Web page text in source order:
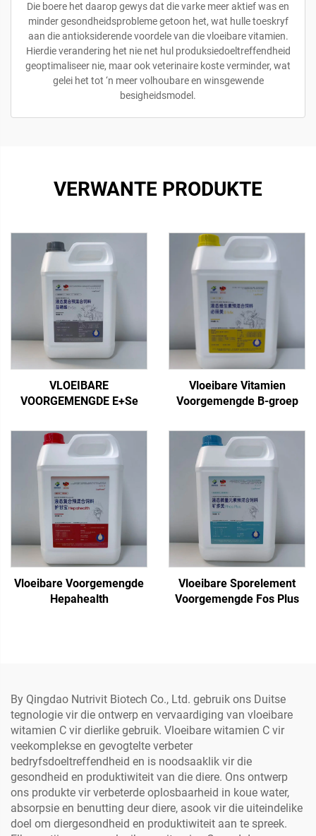
Die boere het daarop gewys dat die varke meer aktief was en
minder gesondheidsprobleme getoon het, wat hulle toeskryf
aan die antioksiderende voordele van die vloeibare vitamien.
Hierdie verandering het nie net hul produksiedoeltreffendheid
geoptimaliseer nie, maar ook veterinaire koste verminder, wat
gelei het tot ‘n meer volhoubare en winsgewende
besigheidsmodel.
VERWANTE PRODUKTE
VLOEIBARE
VOORGEMENGDE E+Se
Vloeibare Vitamien
Voorgemengde B-groep
Vloeibare Voorgemengde
Hepahealth
Vloeibare Sporelement
Voorgemengde Fos Plus
By Qingdao Nutrivit Biotech Co., Ltd. gebruik ons Duitse
tegnologie vir die ontwerp en vervaardiging van vloeibare
witamien C vir dierlike gebruik. Vloeibare witamien C vir
veekomplekse en gevogtelte verbeter
bedryfsdoeltreffendheid en is noodsaaklik vir die
gesondheid en produktiwiteit van die diere. Ons ontwerp
ons produkte vir verbeterde oplosbaarheid in koue water,
absorpsie en benutting deur diere, asook vir die uiteindelike
doel om diergesondheid en produktiwiteit aan te spreek.